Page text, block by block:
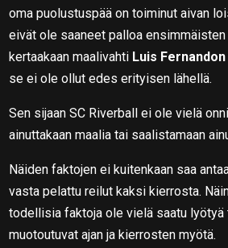
oma puolustuspää on toiminut aivan
eivät ole saaneet palloa ensimmäisten
kertaakaan maalivahti Luis Fernandon
se ei ole ollut edes erityisen lähellä.
Sen sijaan SC Riverball ei ole vielä
ainuttakaan maalia tai saalistamaan
Näiden faktojen ei kuitenkaan saa
vasta pelattu reilut kaksi kierrosta.
todellisia faktoja ole vielä saatu lyötyä
muotoutuvat ajan ja kierrosten myötä.